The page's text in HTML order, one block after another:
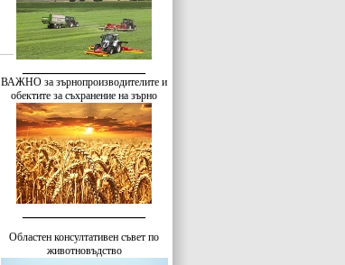
ВАЖНО за зърнопроизводителите и
обектите за съхранение на зърно
Областен консултативен съвет по
животновъдство